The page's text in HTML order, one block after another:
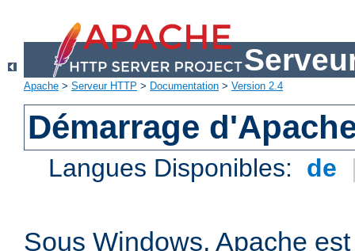
Apache > Serveur HTTP > Documentation > Version 2.4
Démarrage
Langues Disponibles: de
Sous Windows, Apache